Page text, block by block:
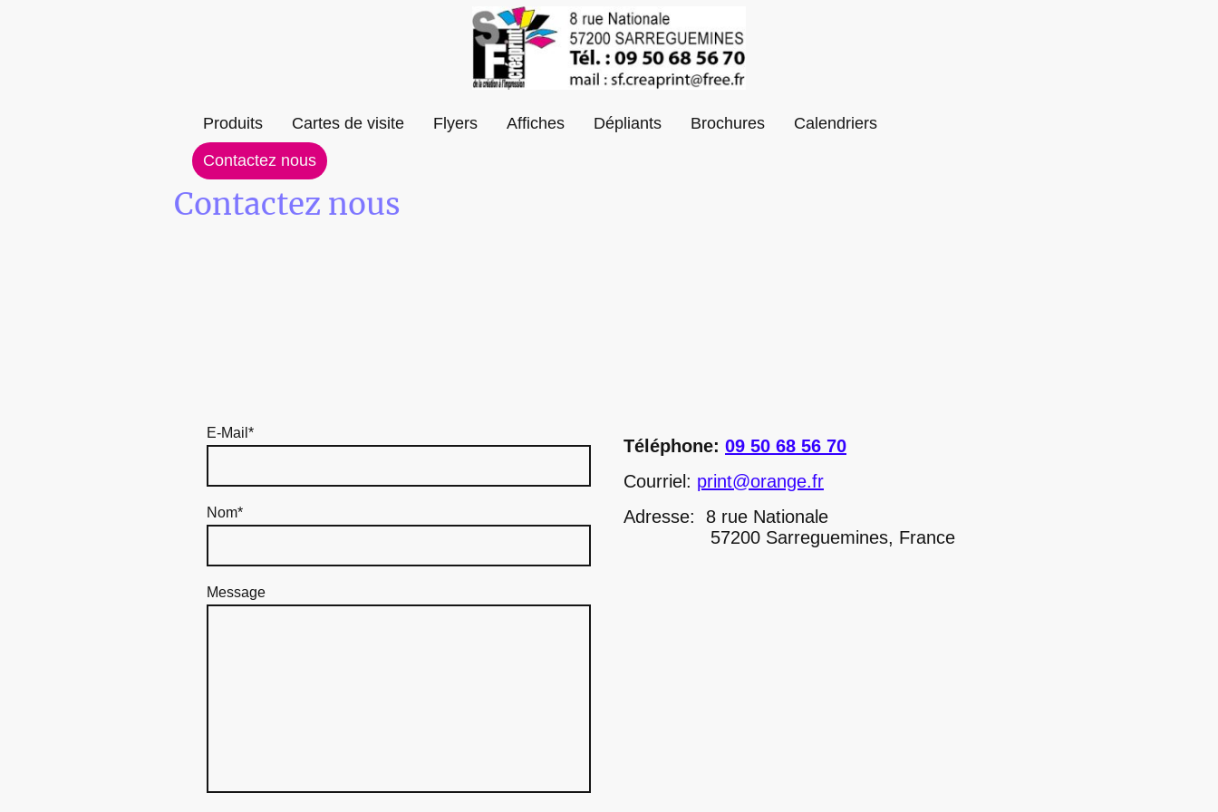
Produits Cartes de visite Flyers Affiches Dépliants Brochures Calendriers
Contactez nous
Contactez nous
E-Mail *
Nom*
Message
Téléphone: 09 50 68 56 70
Courriel: print@orange.fr
Adresse: 8 rue Nationale
57200 Sarreguemines, France